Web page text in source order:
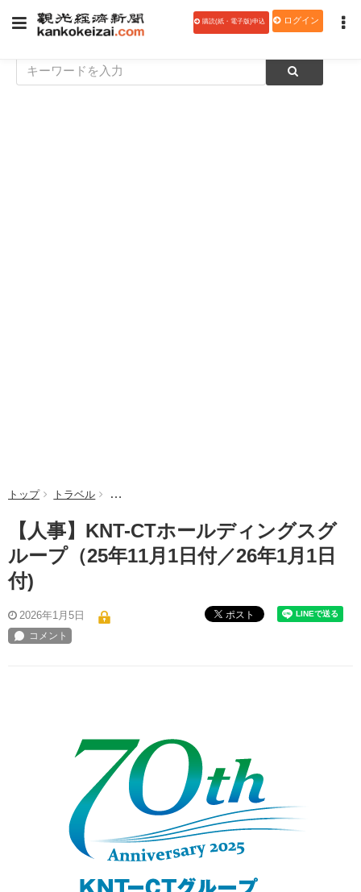
購読(紙・電子版)申込 ログイン
トップ トラベル 【人事】KNT-CTホールディングスグループ（25年
【人事】KNT-CTホールディングスグ
ループ（25年11月1日付／26年1月1日
付)
2026年1月5日 ポスト